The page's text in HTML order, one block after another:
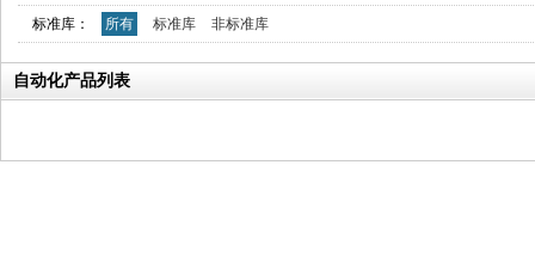
标准库： 所有 标准库 非标准库
自动化产品列表